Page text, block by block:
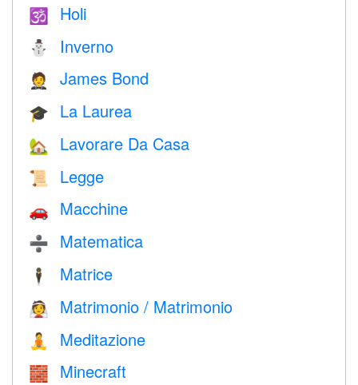
🕉 Holi
⛄ Inverno
🤵 James Bond
🎓 La Laurea
🏡 Lavorare Da Casa
📜 Legge
🚗 Macchine
➗ Matematica
🕴️ Matrice
👰 Matrimonio / Matrimonio
🧘 Meditazione
🧱 Minecraft